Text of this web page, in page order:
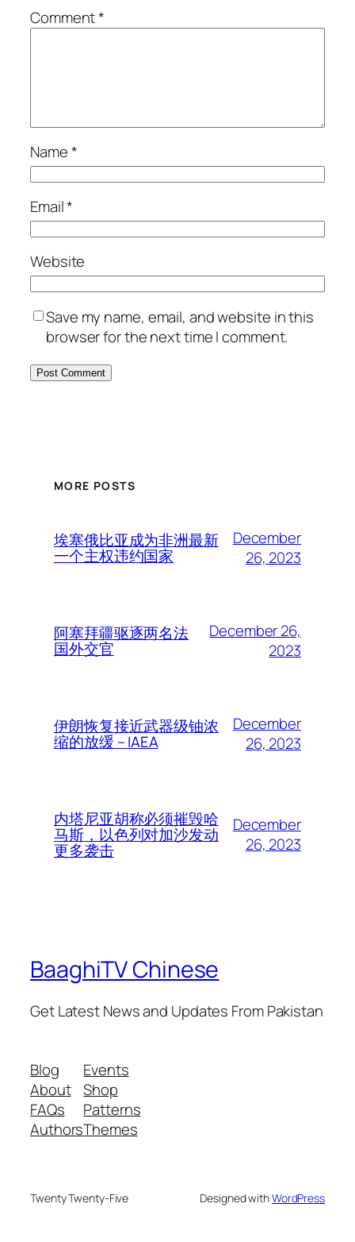
Comment*
Name*
Email*
Website
Save my name, email, and website in this
browser for the next time I comment.
MORE POSTS
埃塞俄比亚成为非洲最新
一个主权违约国家
December
26, 2023
阿塞拜疆驱逐两名法
国外交官
December 26,
2023
伊朗恢复接近武器级铀浓
缩的放缓 – IAEA
December
26, 2023
内塔尼亚胡称必须摧毁哈
马斯，以色列对加沙发动
更多袭击
December
26, 2023
BaaghiTV Chinese
Get Latest News and Updates From Pakistan
Blog
About
FAQs
Authors
Events
Shop
Patterns
Themes
Twenty Twenty-Five Designed withWordPress